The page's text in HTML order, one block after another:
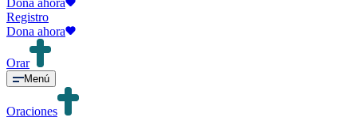
Dona ahora
Registro
Dona ahora
Orar
Menú
Oraciones